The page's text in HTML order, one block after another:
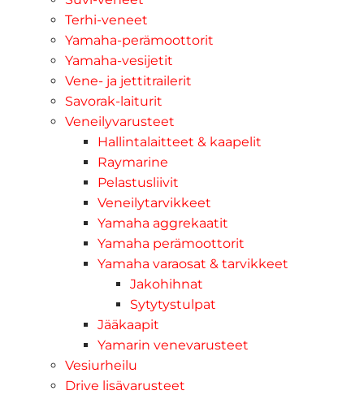
Terhi-veneet
Yamaha-perämoottorit
Yamaha-vesijetit
Vene- ja jettitrailerit
Savorak-laiturit
Veneilyvarusteet
Hallintalaitteet & kaapelit
Raymarine
Pelastusliivit
Veneilytarvikkeet
Yamaha aggrekaatit
Yamaha perämoottorit
Yamaha varaosat & tarvikkeet
Jakohihnat
Sytytystulpat
Jääkaapit
Yamarin venevarusteet
Vesiurheilu
Drive lisävarusteet